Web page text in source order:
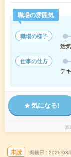
職場の雰囲気
職場の様子
活
仕事の仕方
テ
気になる!
派
未読 掲載日 2026/08/